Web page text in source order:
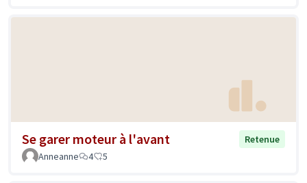
Se garer moteur à l'avant
Retenue
Anneanne
4 5